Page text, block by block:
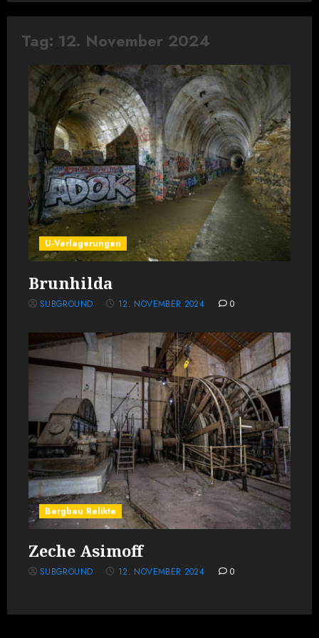
Tag: 12. November 2024
U-Verlagerungen
Brunhilda
SUBGROUND 12. NOVEMBER 2024 0
Bergbau Relikte
Zeche Asimoff
SUBGROUND 12. NOVEMBER 2024 0